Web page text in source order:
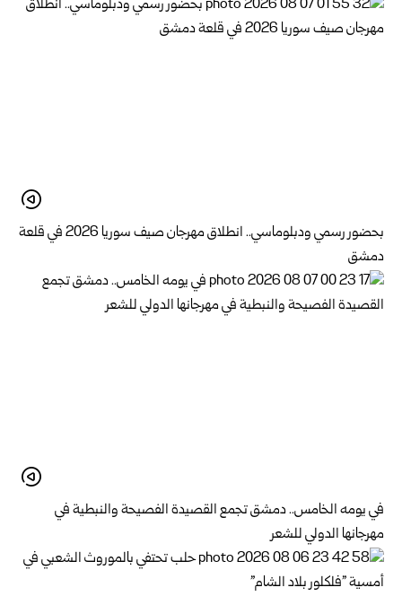
بحضور رسمي ودبلوماسي.. انطلاق مهرجان صيف سوريا 2026 في قلعة
دمشق
في يومه الخامس.. دمشق تجمع القصيدة الفصيحة والنبطية في
مهرجانها الدولي للشعر